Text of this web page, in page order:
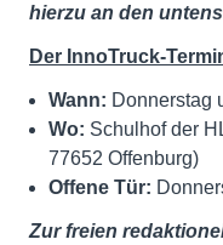
hierzu an den
Der InnoTruck-
Wann: Donnerstag
Wo: Schulhof der
77652 Offenburg)
Offene Tür:
Zur freien